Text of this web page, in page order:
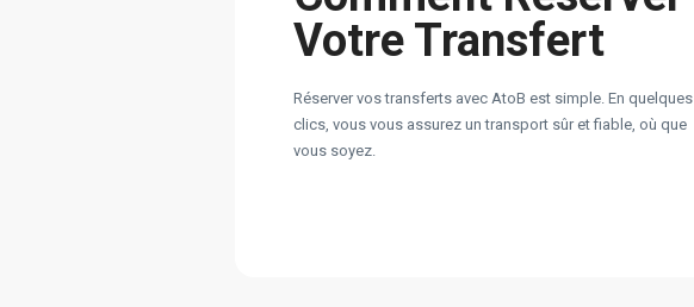
Votre Transfert
Réserver vos transferts avec AtoB est simple. En quelques
clics, vous vous assurez un transport sûr et fiable, où que
vous soyez.